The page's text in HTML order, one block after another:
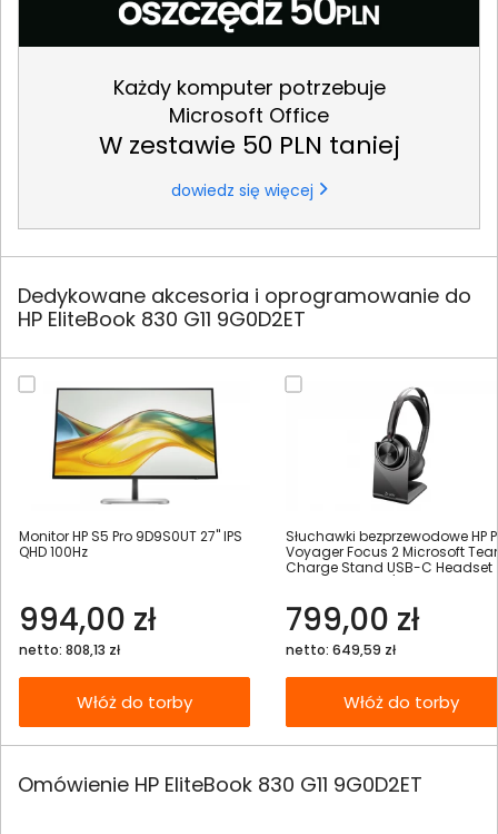
Każdy komputer potrzebuje
Microsoft Office
W zestawie 50 PLN taniej
dowiedz się więcej
Dedykowane akcesoria i oprogramowanie do
HP EliteBook 830 G11 9G0D2ET
Monitor HP S5 Pro 9D9S0UT 27" IPS
QHD 100Hz
994,00 zł
netto: 808,13 zł
Włóż do torby
Słuchawki bezprzewodowe HP
Voyager Focus 2 Microsoft
Charge Stand USB-C Headset
799,00 zł
netto: 649,59 zł
Włóż do torby
Omówienie HP EliteBook 830 G11 9G0D2ET